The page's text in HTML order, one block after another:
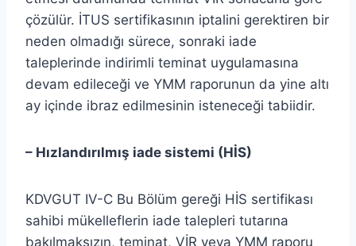
çözülür. İTUS sertifikasının iptalini gerektiren bir
neden olmadığı sürece, sonraki iade
taleplerinde indirimli teminat uygulamasına
devam edileceği ve YMM raporunun da yine altı
ay içinde ibraz edilmesinin isteneceği tabiidir.
– Hızlandırılmış iade sistemi (HİS)
KDVGUT IV-C Bu Bölüm gereği HİS sertifikası
sahibi mükelleflerin iade talepleri tutarına
bakılmaksızın, teminat, VİR veya YMM raporu